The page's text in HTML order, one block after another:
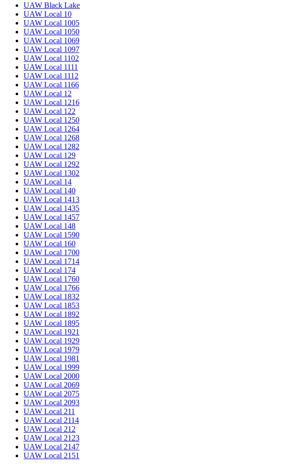
UAW Black Lake
UAW Local 10
UAW Local 1005
UAW Local 1050
UAW Local 1069
UAW Local 1097
UAW Local 1102
UAW Local 1111
UAW Local 1112
UAW Local 1166
UAW Local 12
UAW Local 1216
UAW Local 122
UAW Local 1250
UAW Local 1264
UAW Local 1268
UAW Local 1282
UAW Local 129
UAW Local 1292
UAW Local 1302
UAW Local 14
UAW Local 140
UAW Local 1413
UAW Local 1435
UAW Local 1457
UAW Local 148
UAW Local 1590
UAW Local 160
UAW Local 1700
UAW Local 1714
UAW Local 174
UAW Local 1760
UAW Local 1766
UAW Local 1832
UAW Local 1853
UAW Local 1892
UAW Local 1895
UAW Local 1921
UAW Local 1929
UAW Local 1979
UAW Local 1981
UAW Local 1999
UAW Local 2000
UAW Local 2069
UAW Local 2075
UAW Local 2093
UAW Local 211
UAW Local 2114
UAW Local 212
UAW Local 2123
UAW Local 2147
UAW Local 2151